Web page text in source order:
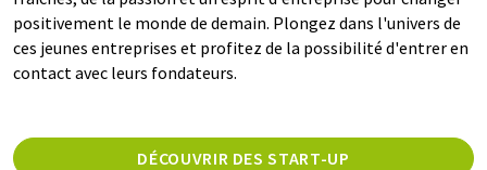
positivement le monde de demain. Plongez dans l'univers de
ces jeunes entreprises et profitez de la possibilité d'entrer en
contact avec leurs fondateurs.
DÉCOUVRIR DES START-UP